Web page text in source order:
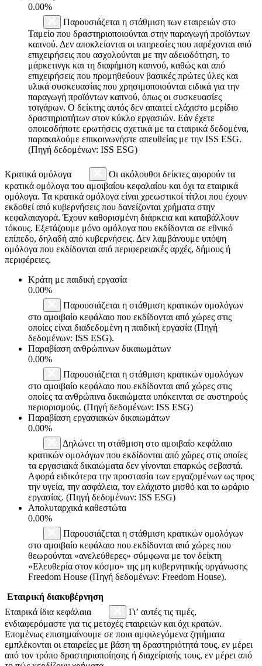
0.00%
Παρουσιάζεται η στάθμιση των εταιρειών στο
Ταμείο που δραστηριοποιούνται στην παραγωγή προϊόντων
καπνού. Δεν αποκλείονται οι υπηρεσίες που παρέχονται από
επιχειρήσεις που ασχολούνται με την αδειοδότηση, το
μάρκετινγκ και τη διαφήμιση καπνού, καθώς και από
επιχειρήσεις που προμηθεύουν βασικές πρώτες ύλες και
υλικά συσκευασίας που χρησιμοποιούνται ειδικά για την
παραγωγή προϊόντων καπνού, όπως οι συσκευασίες
τσιγάρων. Ο δείκτης αυτός δεν απαιτεί ελάχιστο μερίδιο
δραστηριοτήτων στον κύκλο εργασιών. Εάν έχετε
οποιεσδήποτε ερωτήσεις σχετικά με τα εταιρικά δεδομένα,
παρακαλούμε επικοινωνήστε απευθείας με την ISS ESG.
(Πηγή δεδομένων: ISS ESG)
Κρατικά ομόλογα
Οι ακόλουθοι δείκτες αφορούν τα
κρατικά ομόλογα του αμοιβαίου κεφαλαίου και όχι τα εταιρικά
ομόλογα. Τα κρατικά ομόλογα είναι χρεωστικοί τίτλοι που έχουν
εκδοθεί από κυβερνήσεις που δανείζονται χρήματα στην
κεφαλαιαγορά. Έχουν καθορισμένη διάρκεια και καταβάλλουν
τόκους. Εξετάζουμε μόνο ομόλογα που εκδίδονται σε εθνικό
επίπεδο, δηλαδή από κυβερνήσεις. Δεν λαμβάνουμε υπόψη
ομόλογα που εκδίδονται από περιφερειακές αρχές, δήμους ή
περιφέρειες.
Κράτη με παιδική εργασία
0.00%
Παρουσιάζεται η στάθμιση κρατικών ομολόγων
στο αμοιβαίο κεφάλαιο που εκδίδονται από χώρες στις
οποίες είναι διαδεδομένη η παιδική εργασία (Πηγή
δεδομένων: ISS ESG).
Παραβίαση ανθρώπινων δικαιωμάτων
0.00%
Παρουσιάζεται η στάθμιση κρατικών ομολόγων
στο αμοιβαίο κεφάλαιο που εκδίδονται από χώρες στις
οποίες τα ανθρώπινα δικαιώματα υπόκεινται σε αυστηρούς
περιορισμούς. (Πηγή δεδομένων: ISS ESG)
Παραβίαση εργασιακών δικαιωμάτων
0.00%
Δηλώνει τη στάθμιση στο αμοιβαίο κεφάλαιο
κρατικών ομολόγων που εκδίδονται από χώρες στις οποίες
τα εργασιακά δικαιώματα δεν γίνονται επαρκώς σεβαστά.
Αφορά ειδικότερα την προστασία των εργαζομένων ως προς
την υγεία, την ασφάλεια, τον ελάχιστο μισθό και το ωράριο
εργασίας. (Πηγή δεδομένων: ISS ESG)
Απολυταρχικά καθεστώτα
0.00%
Παρουσιάζεται η στάθμιση κρατικών ομολόγων
στο αμοιβαίο κεφάλαιο που εκδίδονται από χώρες που
θεωρούνται «ανελεύθερες» σύμφωνα με τον δείκτη
«Ελευθερία στον κόσμο» της μη κυβερνητικής οργάνωσης
Freedom House (Πηγή δεδομένων: Freedom House).
Εταιρική διακυβέρνηση
Εταιρικά ίδια κεφάλαια
Γι’ αυτές τις τιμές,
ενδιαφερόμαστε για τις μετοχές εταιρειών και όχι κρατών.
Επομένως επισημαίνουμε σε ποια αμφιλεγόμενα ζητήματα
εμπλέκονται οι εταιρείες με βάση τη δραστηριότητά τους, εν μέρει
από τον τρόπο δραστηριοποίησης ή διαχείρισής τους, εν μέρει από